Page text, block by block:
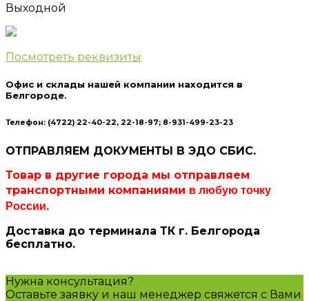
Выходной
Посмотреть реквизиты
Офис и склады нашей компании находится в
Белгороде.
Телефон: (4722) 22-40-22, 22-18-97; 8-931-499-23-23
ОТПРАВЛЯЕМ ДОКУМЕНТЫ В ЭДО СБИС.
Товар в другие города мы отправляем
транспортными компаниями в любую точку
России.
Доставка до терминала ТК г. Белгорода
бесплатно.
Нужна консультация?
Оставьте заявку и наш менеджер свяжется с Вами